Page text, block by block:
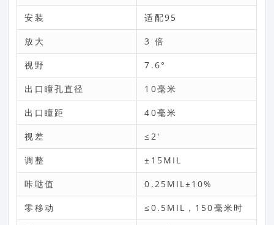
安装 适配95
放大 3 倍
视野 7.6°
出口瞳孔直径 10毫米
出口瞳距 40毫米
视差 ≤2′
调整 ±15MIL
咔哒值 0.25MIL±10%
零移动 ≤0.5MIL，150毫米时